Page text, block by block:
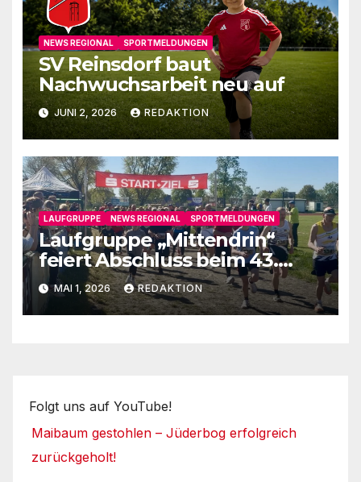
NEWS REGIONAL SPORTMELDUNGEN
SV Reinsdorf baut
Nachwuchsarbeit neu auf
JUNI 2, 2026 REDAKTION
LAUFGRUPPE NEWS REGIONAL SPORTMELDUNGEN
Laufgruppe „Mittendrin“
feiert Abschluss beim 43.
Fläminglauf
MAI 1, 2026 REDAKTION
Folgt uns auf YouTube!
Maibaum gestohlen – Jüderbog erfolgreich
zurückgeholt!